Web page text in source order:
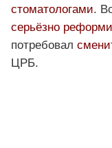
стоматологами.
серьёзно
потребовал
ЦРБ.